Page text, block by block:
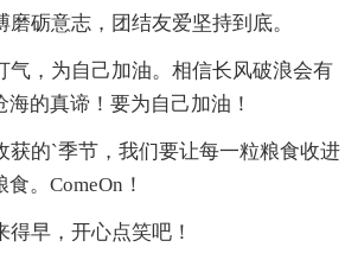
砺意志，团结友爱坚持到底。
，为自己加油。相信长风破浪会有
的真谛！要为自己加油！
的`季节，我们要让每一粒粮食收进
。ComeOn！
早，开心点笑吧！